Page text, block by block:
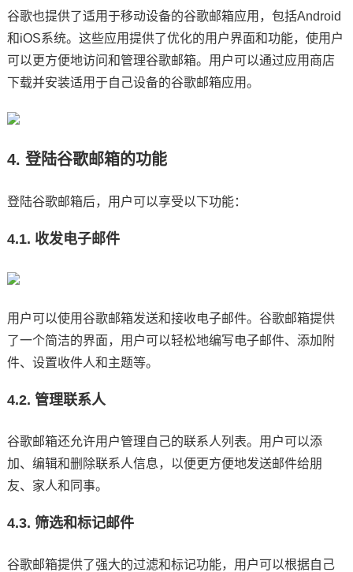
谷歌也提供了适用于移动设备的谷歌邮箱应用，包括Android
和iOS系统。这些应用提供了优化的用户界面和功能，使用户
可以更方便地访问和管理谷歌邮箱。用户可以通过应用商店
下载并安装适用于自己设备的谷歌邮箱应用。
4. 登陆谷歌邮箱的功能
登陆谷歌邮箱后，用户可以享受以下功能：
4.1. 收发电子邮件
用户可以使用谷歌邮箱发送和接收电子邮件。谷歌邮箱提供
了一个简洁的界面，用户可以轻松地编写电子邮件、添加附
件、设置收件人和主题等。
4.2. 管理联系人
谷歌邮箱还允许用户管理自己的联系人列表。用户可以添
加、编辑和删除联系人信息，以便更方便地发送邮件给朋
友、家人和同事。
4.3. 筛选和标记邮件
谷歌邮箱提供了强大的过滤和标记功能，用户可以根据自己